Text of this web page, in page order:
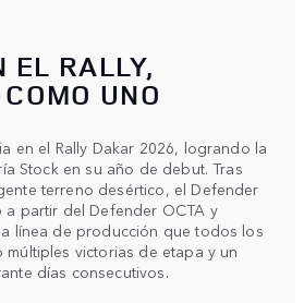
EL RALLY,
UNO
en el Rally Dakar 2026, logrando la
Stock en su año de debut. Tras
terreno desértico, el Defender
a partir del Defender OCTA y
línea de producción que todos los
victorias de etapa y un
días consecutivos.